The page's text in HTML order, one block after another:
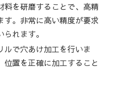
料を研磨することで、高精
す。非常に高い精度が要求
れます。
ルで穴あけ加工を行いま
位置を正確に加工すること